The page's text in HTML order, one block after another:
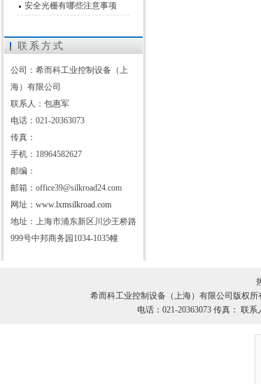
安全光栅有哪些注意事项
联系方式
公司：希而科工业控制设备（上
海）有限公司
联系人：包惠军
电话：021-20363073
传真：
手机：18964582627
邮编：
邮箱：office39@silkroad24.com
网址： www.lxmsilkroad.com
地址：上海市浦东新区川沙王桥路
999号中邦商务园1034-1035幢
希而科工业控制设备（上海）有限公司版权所
电话：021-20363073 传真： 联